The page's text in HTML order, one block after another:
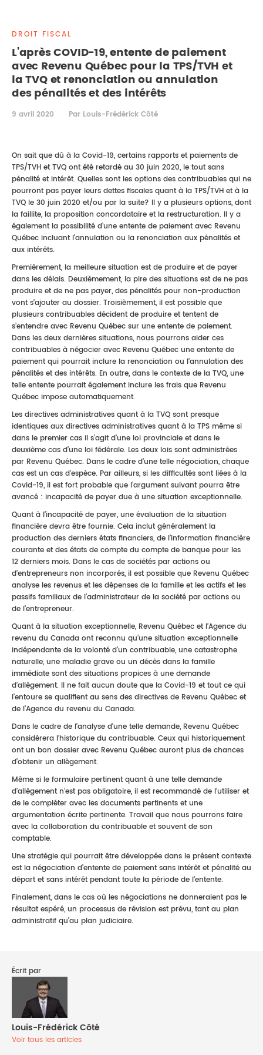
PROPRIÉTÉ INTELLECTUELLE
DROIT DE LA FAMILLE
DROIT FISCAL
L’après COVID-19, entente de paiement
avec Revenu Québec pour la TPS/TVH et
la TVQ et renonciation ou annulation
des pénalités et des intérêts
9 avril 2020 Par Louis-Frédérick Côté
On sait que dû à la Covid-19, certains rapports et paiements de
TPS/TVH et TVQ ont été retardé au 30 juin 2020, le tout sans
pénalité et intérêt. Quelles sont les options des contribuables qui ne
pourront pas payer leurs dettes fiscales quant à la TPS/TVH et à la
TVQ le 30 juin 2020 et/ou par la suite? Il y a plusieurs options, dont
la faillite, la proposition concordataire et la restructuration. Il y a
également la possibilité d’une entente de paiement avec Revenu
Québec incluant l’annulation ou la renonciation aux pénalités et
aux intérêts.
Premièrement, la meilleure situation est de produire et de payer
dans les délais. Deuxièmement, la pire des situations est de ne pas
produire et de ne pas payer, des pénalités pour non-production
vont s’ajouter au dossier. Troisièmement, il est possible que
plusieurs contribuables décident de produire et tentent de
s’entendre avec Revenu Québec sur une entente de paiement.
Dans les deux dernières situations, nous pourrons aider ces
contribuables à négocier avec Revenu Québec une entente de
paiement qui pourrait inclure la renonciation ou l’annulation des
pénalités et des intérêts. En outre, dans le contexte de la TVQ, une
telle entente pourrait également inclure les frais que Revenu
Québec impose automatiquement.
Les directives administratives quant à la TVQ sont presque
identiques aux directives administratives quant à la TPS même si
dans le premier cas il s’agit d’une loi provinciale et dans le
deuxième cas d’une loi fédérale. Les deux lois sont administrées
par Revenu Québec. Dans le cadre d’une telle négociation, chaque
cas est un cas d’espèce. Par ailleurs, si les difficultés sont liées à la
Covid-19, il est fort probable que l’argument suivant pourra être
avancé : incapacité de payer due à une situation exceptionnelle.
Quant à l’incapacité de payer, une évaluation de la situation
financière devra être fournie. Cela inclut généralement la
production des derniers états financiers, de l’information financière
courante et des états de compte du compte de banque pour les
12 derniers mois. Dans le cas de sociétés par actions ou
d’entrepreneurs non incorporés, il est possible que Revenu Québec
analyse les revenus et les dépenses de la famille et les actifs et les
passifs familiaux de l’administrateur de la société par actions ou
de l’entrepreneur.
Quant à la situation exceptionnelle, Revenu Québec et l’Agence du
revenu du Canada ont reconnu qu’une situation exceptionnelle
indépendante de la volonté d’un contribuable, une catastrophe
naturelle, une maladie grave ou un décès dans la famille
immédiate sont des situations propices à une demande
d’allègement. Il ne fait aucun doute que la Covid-19 et tout ce qui
l’entoure se qualifient au sens des directives de Revenu Québec et
de l’Agence du revenu du Canada.
Dans le cadre de l’analyse d’une telle demande, Revenu Québec
considérera l’historique du contribuable. Ceux qui historiquement
ont un bon dossier avec Revenu Québec auront plus de chances
d’obtenir un allègement.
Même si le formulaire pertinent quant à une telle demande
d’allègement n’est pas obligatoire, il est recommandé de l’utiliser et
de le compléter avec les documents pertinents et une
argumentation écrite pertinente. Travail que nous pourrons faire
avec la collaboration du contribuable et souvent de son
comptable.
Une stratégie qui pourrait être développée dans le présent contexte
est la négociation d’entente de paiement sans intérêt et pénalité au
départ et sans intérêt pendant toute la période de l’entente.
Finalement, dans le cas où les négociations ne donneraient pas le
résultat espéré, un processus de révision est prévu, tant au plan
administratif qu’au plan judiciaire.
Écrit par
Louis-Frédérick Côté
Voir tous les articles